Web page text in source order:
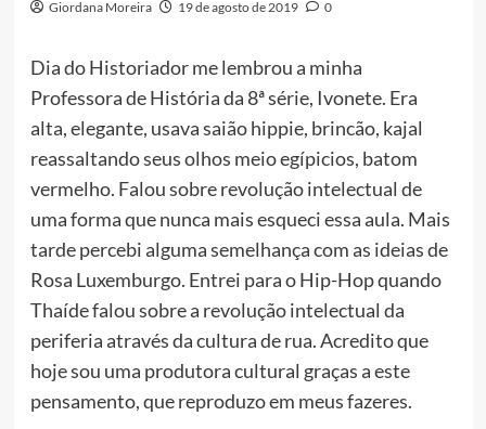
Giordana Moreira 19 de agosto de 2019 0
Dia do Historiador me lembrou a minha
Professora de História da 8ª série, Ivonete. Era
alta, elegante, usava saião hippie, brincão, kajal
reassaltando seus olhos meio egípicios, batom
vermelho. Falou sobre revolução intelectual de
uma forma que nunca mais esqueci essa aula. Mais
tarde percebi alguma semelhança com as ideias de
Rosa Luxemburgo. Entrei para o Hip-Hop quando
Thaíde falou sobre a revolução intelectual da
periferia através da cultura de rua. Acredito que
hoje sou uma produtora cultural graças a este
pensamento, que reproduzo em meus fazeres.